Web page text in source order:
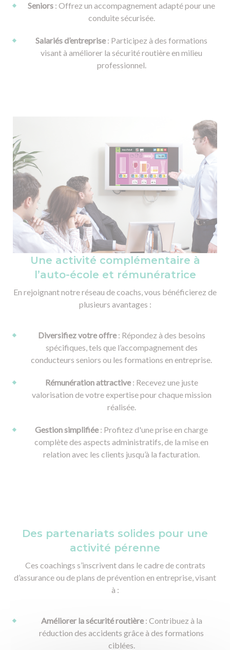
Seniors : Offrez un accompagnement adapté pour une
conduite sécurisée.
Salariés d’entreprise: Participez à des formations
visant à améliorer la sécurité routière en milieu
professionnel.
Une activité complémentaire à
l’auto-école et rémunératrice
En rejoignant notre réseau de coachs, vous bénéficierez de
plusieurs avantages :
Diversifiez votre offre: Répondez à des besoins
spécifiques, tels que l’accompagnement des
conducteurs seniors ou les formations en entreprise.
Rémunération attractive: Recevez une juste
valorisation de votre expertise pour chaque mission
réalisée.
Gestion simplifiée: Profitez d'une prise en charge
complète des aspects administratifs, de la mise en
relation avec les clients jusqu’à la facturation.
Des partenariats solides pour une
activité pérenne
Ces coachings s’inscrivent dans le cadre de contrats
d’assurance ou de plans de prévention en entreprise, visant
à :
Améliorer la sécurité routière: Contribuez à la
réduction des accidents grâce à des formations
ciblées.